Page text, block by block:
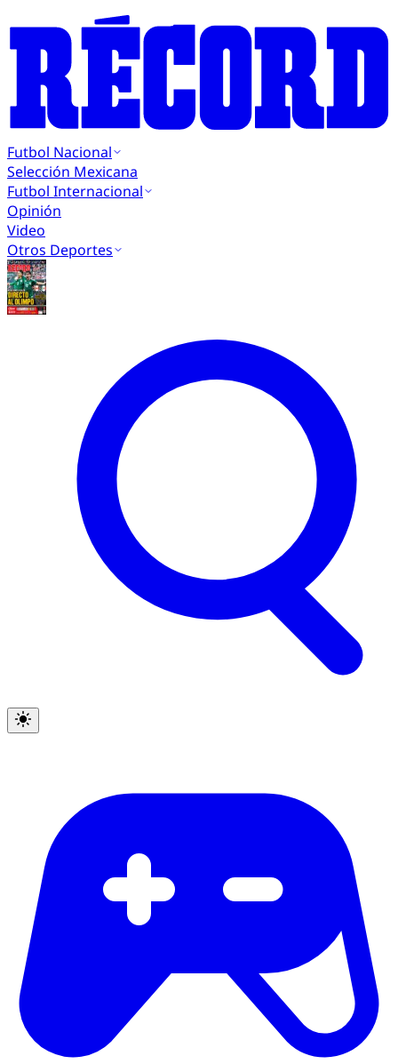
Futbol Nacional
Selección Mexicana
Futbol Internacional
Opinión
Video
Otros Deportes